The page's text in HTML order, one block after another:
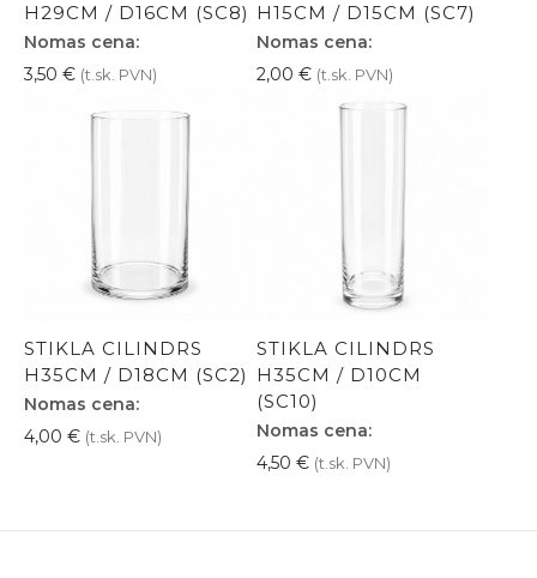
H29CM / D16CM (SC8)
Nomas cena:
3,50 € (t.sk. PVN)
H15CM / D15CM (SC7)
Nomas cena:
2,00 € (t.sk. PVN)
STIKLA CILINDRS
H35CM / D18CM (SC2)
Nomas cena:
4,00 € (t.sk. PVN)
STIKLA CILINDRS
H35CM / D10CM
(SC10)
Nomas cena:
4,50 € (t.sk. PVN)